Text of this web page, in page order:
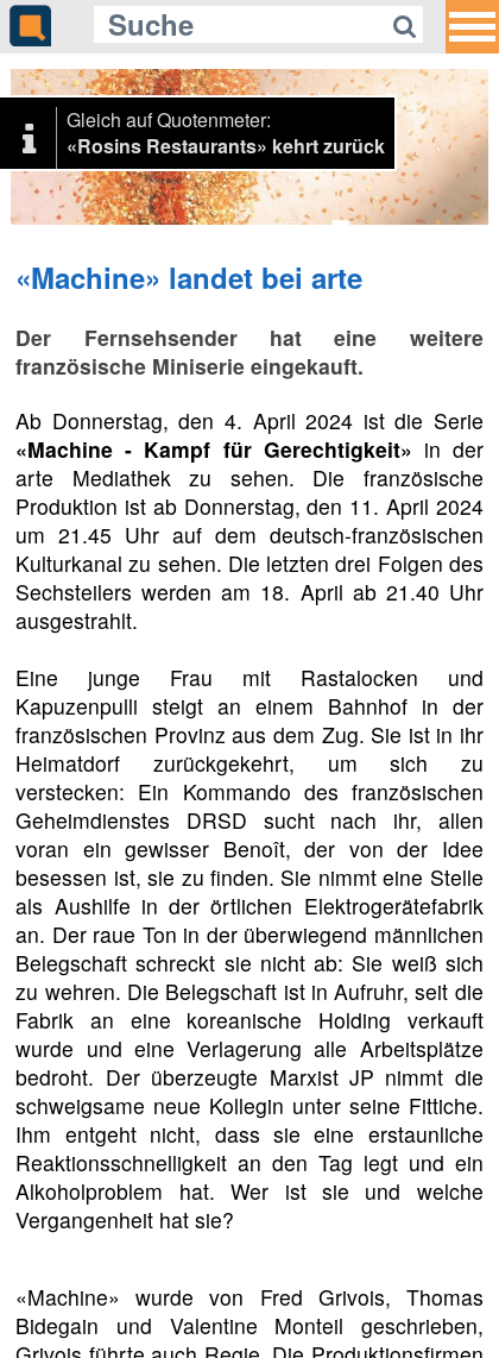
Gleich auf Quotenmeter:
«Rosins Restaurants» kehrt zurück
«Machine» landet bei arte
Der Fernsehsender hat eine weitere
französische Miniserie eingekauft.
Ab Donnerstag, den 4. April 2024 ist die Serie
«Machine - Kampf für Gerechtigkeit» in der
arte Mediathek zu sehen. Die französische
Produktion ist ab Donnerstag, den 11. April 2024
um 21.45 Uhr auf dem deutsch-französischen
Kulturkanal zu sehen. Die letzten drei Folgen des
Sechsteilers werden am 18. April ab 21.40 Uhr
ausgestrahlt.
Eine junge Frau mit Rastalocken und
Kapuzenpulli steigt an einem Bahnhof in der
französischen Provinz aus dem Zug. Sie ist in ihr
Heimatdorf zurückgekehrt, um sich zu
verstecken: Ein Kommando des französischen
Geheimdienstes DRSD sucht nach ihr, allen
voran ein gewisser Benoît, der von der Idee
besessen ist, sie zu finden. Sie nimmt eine Stelle
als Aushilfe in der örtlichen Elektrogerätefabrik
an. Der raue Ton in der überwiegend männlichen
Belegschaft schreckt sie nicht ab: Sie weiß sich
zu wehren. Die Belegschaft ist in Aufruhr, seit die
Fabrik an eine koreanische Holding verkauft
wurde und eine Verlagerung alle Arbeitsplätze
bedroht. Der überzeugte Marxist JP nimmt die
schweigsame neue Kollegin unter seine Fittiche.
Ihm entgeht nicht, dass sie eine erstaunliche
Reaktionsschnelligkeit an den Tag legt und ein
Alkoholproblem hat. Wer ist sie und welche
Vergangenheit hat sie?
«Machine» wurde von Fred Grivois, Thomas
Bidegain und Valentine Monteil geschrieben,